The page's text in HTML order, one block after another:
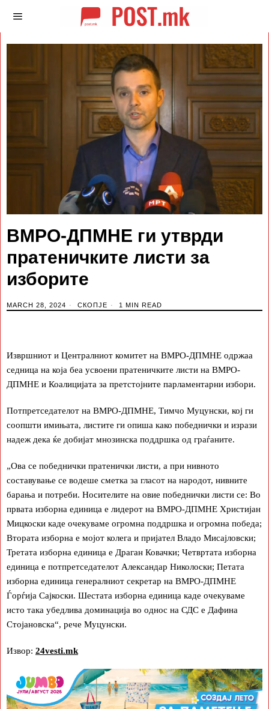
ВМРО-ДПМНЕ ги утврди
пратеничките листи за
изборите
MARCH 28, 2024 СКОПЈЕ 1 MIN READ
Извршниот и Централниот комитет на ВМРО-ДПМНЕ одржаа
седница на која беа усвоени пратеничките листи на ВМРО-
ДПМНЕ и Коалицијата за претстојните парламентарни избори.
Потпретседателот на ВМРО-ДПМНЕ, Тимчо Муцунски, кој ги
соопшти имињата, листите ги опиша како победнички и изрази
надеж дека ќе добијат мнозинска поддршка од граѓаните.
„Ова се победнички пратенички листи, а при нивното
составување се водеше сметка за гласот на народот, нивните
барања и потреби. Носителите на овие победнички листи се: Во
првата изборна единица е лидерот на ВМРО-ДПМНЕ Христијан
Мицкоски каде очекуваме огромна поддршка и огромна победа;
Втората изборна е мојот колега и пријател Владо Мисајловски;
Третата изборна единица е Драган Ковачки; Четвртата изборна
единица е потпретседателот Александар Николоски; Петата
изборна единица генералниот секретар на ВМРО-ДПМНЕ
Ѓорѓија Сајкоски. Шестата изборна единица каде очекуваме
исто така убедлива доминација во однос на СДС е Дафина
Стојановска“, рече Муцунски.
Извор: 24vesti.mk